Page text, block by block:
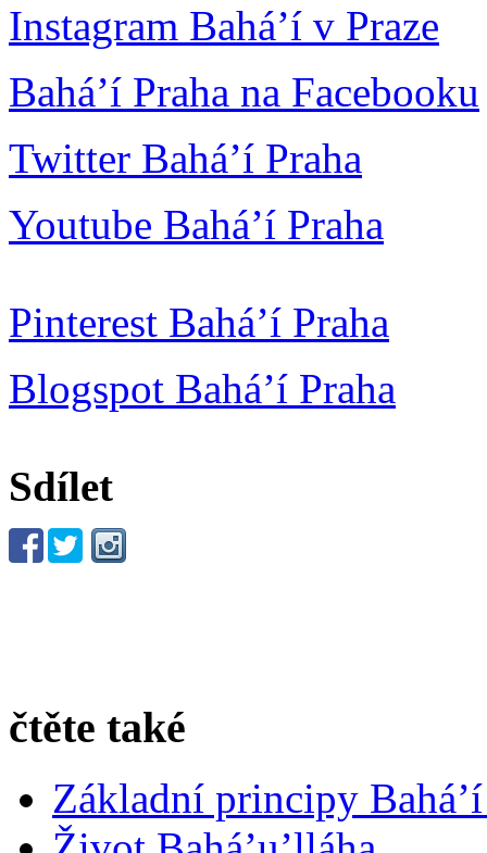
Instagram Bahá’í v Praze
Bahá’í Praha na Facebooku
Twitter Bahá’í Praha
Youtube Bahá’í Praha
Pinterest Bahá’í Praha
Blogspot Bahá’í Praha
Sdílet
čtěte také
Základní principy